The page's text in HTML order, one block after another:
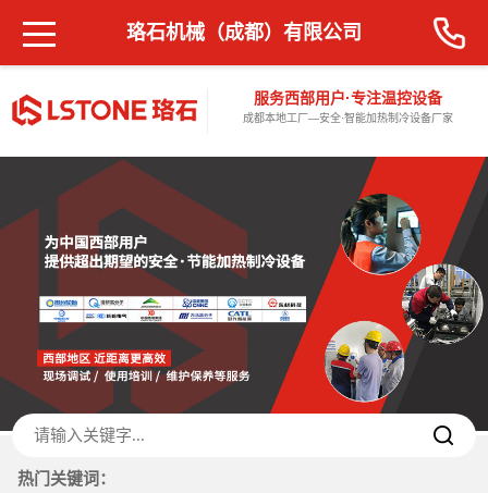
服务西部用户·专注温控设备
成都本地工厂—安全·智能加热制冷设备厂家
珞石机械（成都）有限公司
热门关键词：